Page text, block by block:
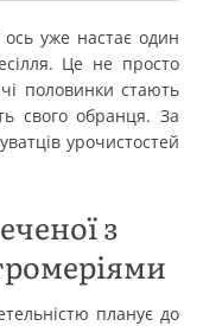
ось уже настає один
Це не просто
половинки стають
свого обранця. За
урочистостей
з
планує до